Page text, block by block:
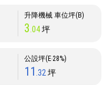
升降機械 車位坪(B)
3 .04坪
公設坪(E‧28%)
11 .32 坪